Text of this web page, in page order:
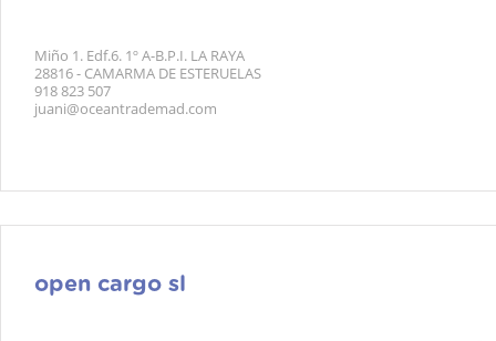
Miño 1. Edf.6. 1º A-B.P.I. LA RAYA
28816 - CAMARMA DE ESTERUELAS
918 823 507
juani@oceantrademad.com
open cargo sl